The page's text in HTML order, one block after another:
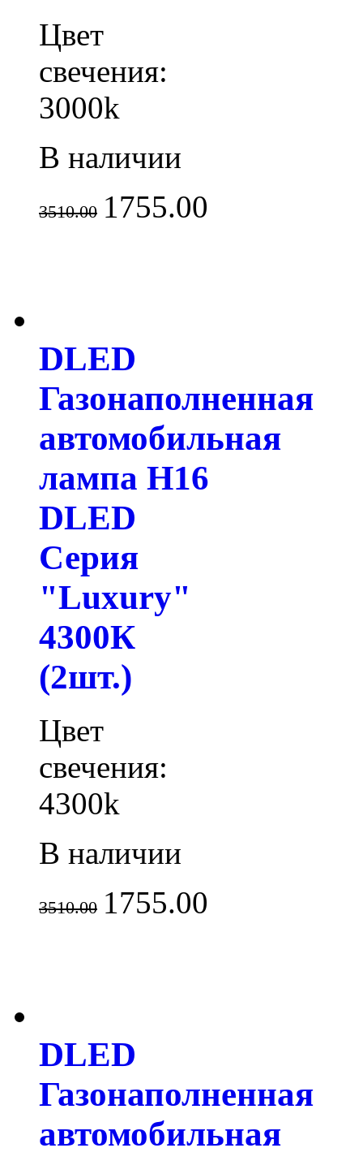
Цвет
свечения:
3000k
В наличии
3510.00 1755.00
DLED
Газонаполненная
автомобильная
лампа H16
DLED
Серия
"Luxury"
4300К
(2шт.)
Цвет
свечения:
4300k
В наличии
3510.00 1755.00
DLED
Газонаполненная
автомобильная